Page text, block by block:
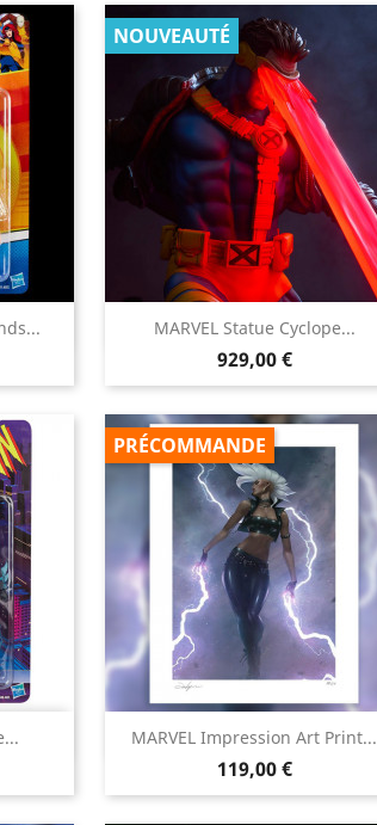
MARVEL Statue Cyclope...
Prix
929,00 €
NOUVEAUTÉ
Aperçu rapide
MARVEL Impression Art Print...
Prix
119,00 €
PRÉCOMMANDE
Aperçu rapide